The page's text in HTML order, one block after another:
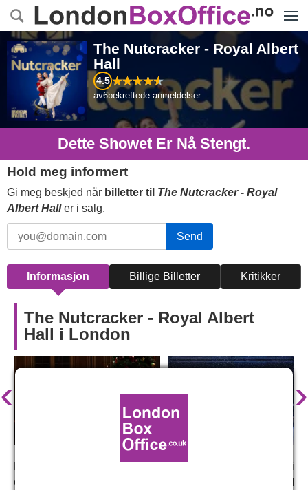
The Nutcracker - Royal Albert
Hall
4.5
av6bekreftede anmeldelser
Dette Showet Er Nå Stengt.
Hold meg informert
Gi meg beskjed når billetter til The Nutcracker - Royal
Albert Haller i salg.
Send
Informasjon Billige Billetter Kritikker
The Nutcracker - Royal Albert
Hall i London
‹ ›
Det er ikke jul utenNøtteknekkeren
! Og i 2024 er vi
overlykkelige over å kunngjøre at